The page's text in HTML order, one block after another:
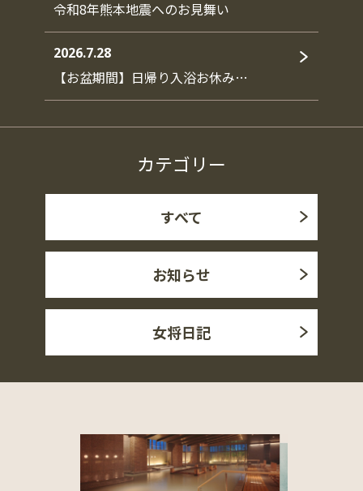
令和8年熊本地震へのお見舞い
2026.7.28
【お盆期間】日帰り入浴お休み…
カテゴリー
すべて
お知らせ
女将日記